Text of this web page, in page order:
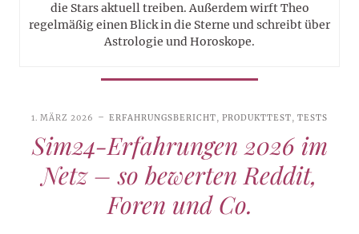
die Stars aktuell treiben. Außerdem wirft Theo
regelmäßig einen Blick in die Sterne und schreibt über
Astrologie und Horoskope.
1. MÄRZ 2026 ERFAHRUNGSBERICHT, PRODUKTTEST,TESTS
Sim24-Erfahrungen 2026 im
Netz – so bewerten Reddit,
Foren und Co.